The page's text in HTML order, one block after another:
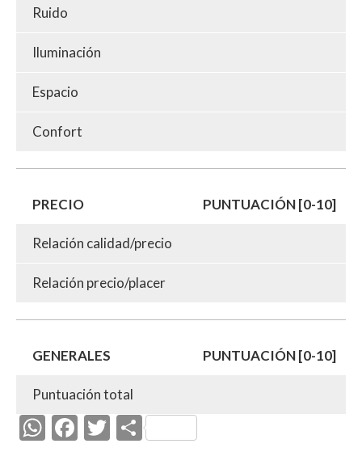
Ruido
Iluminación
Espacio
Confort
PRECIO PUNTUACIÓN [0-10]
Relación calidad/precio
Relación precio/placer
GENERALES PUNTUACIÓN [0-10]
Puntuación total
W F
T C